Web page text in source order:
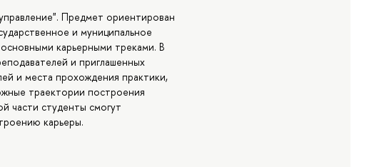
Предмет ориентирован
и муниципальное
карьерными треками. В
и приглашенных
и места прохождения практики,
траектории построения
части студенты смогут
карьеры.